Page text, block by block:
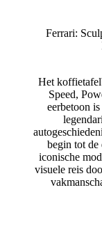
Ferrari:
Het
Speed,
eerbetoon
begin tot de
iconische
visuele reis